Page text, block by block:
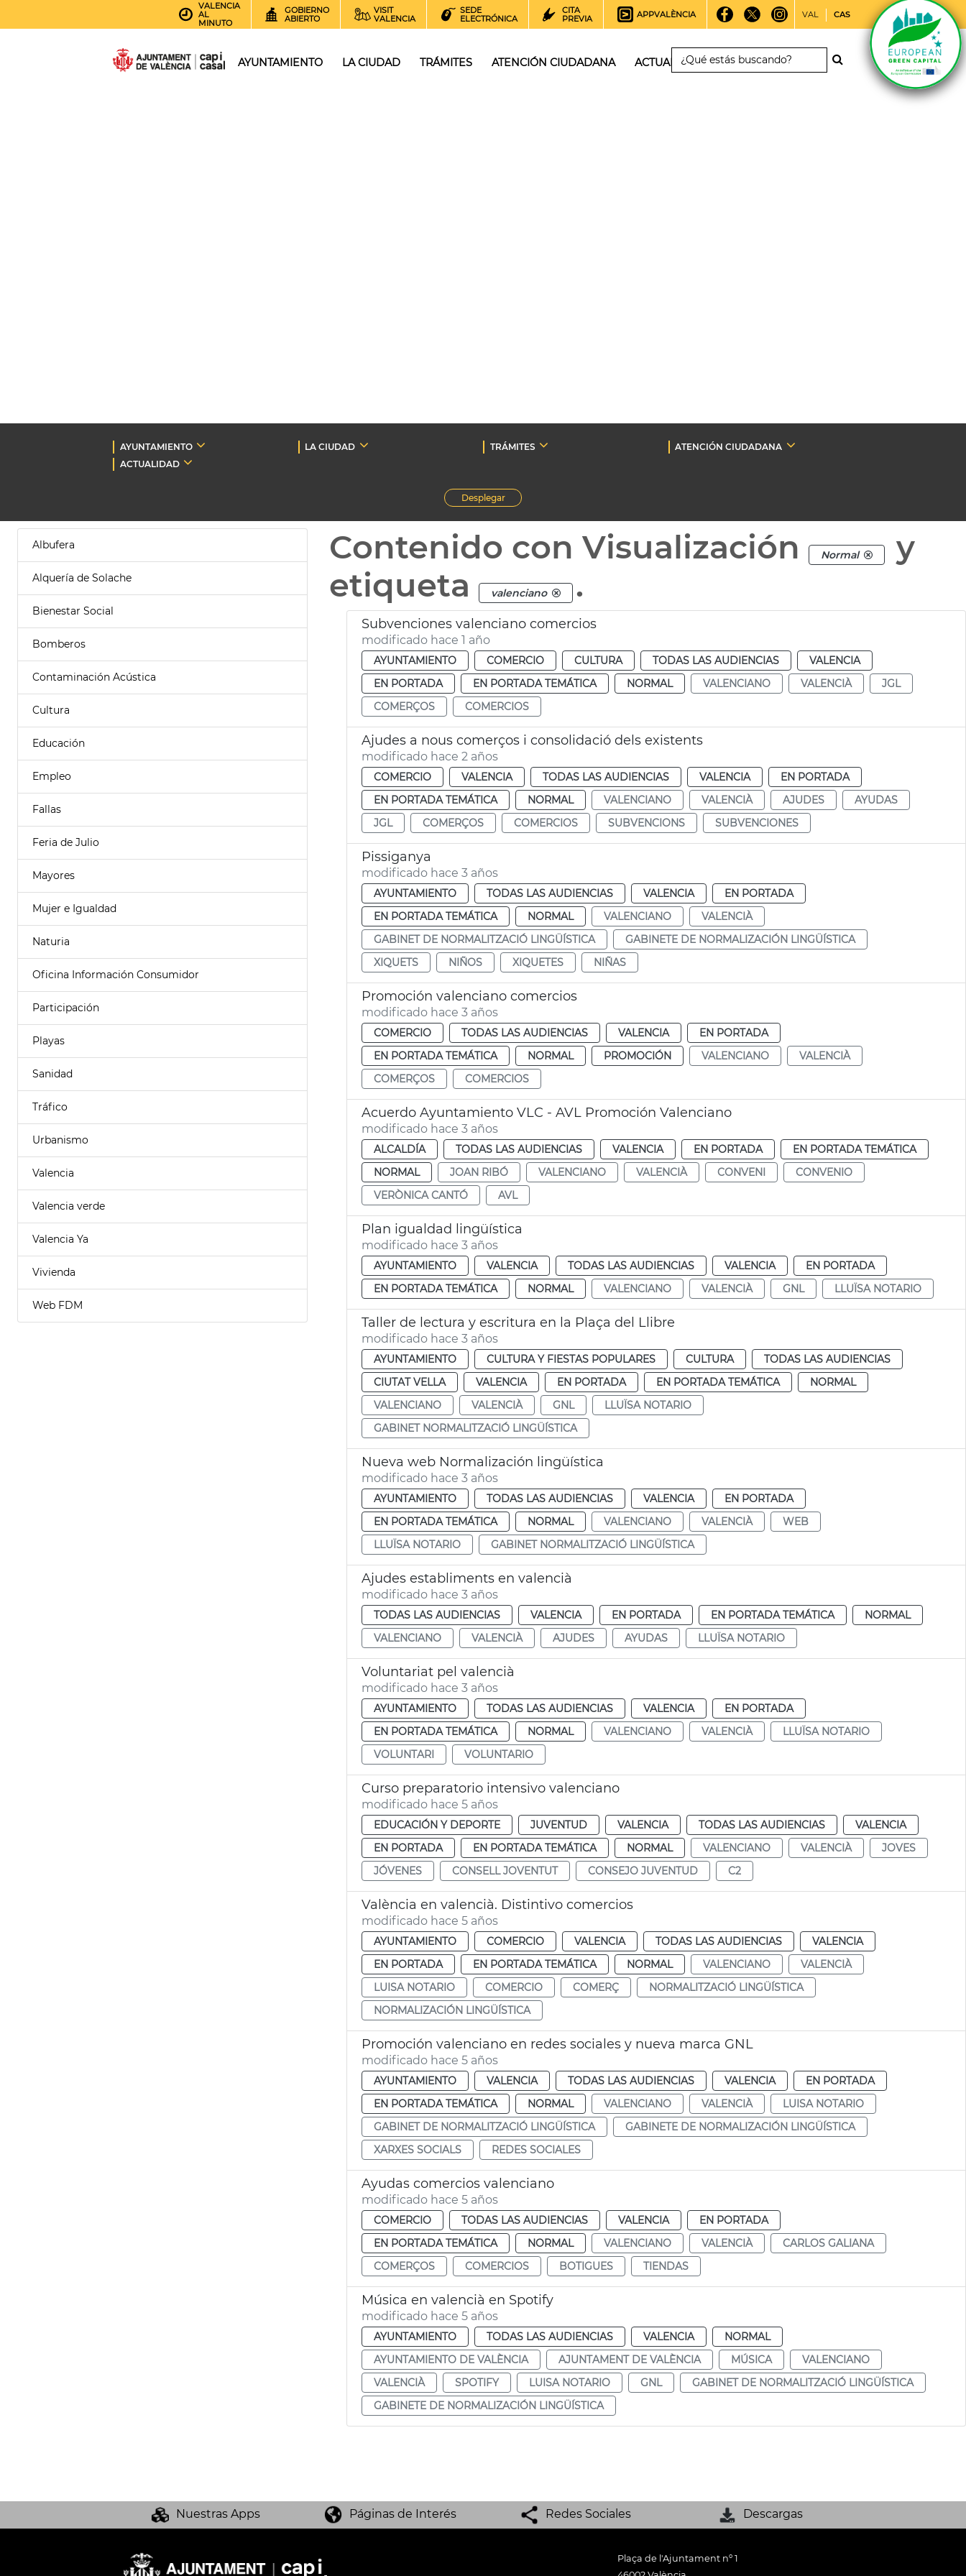
VALENCIA
AL
MINUTO
GOBIERNO
ABIERTO
VISIT
VALENCIA
SEDE
ELECTRÓNICA
CITA
PREVIA
APPVALÈNCIA VAL CAS
AYUNTAMIENTO LA CIUDAD TRÁMITES ATENCIÓN CIUDADANA ACTUALIDAD
AYUNTAMIENTO LA CIUDAD TRÁMITES
ATENCIÓN CIUDADANA
ACTUALIDAD
Desplegar
Albufera
Alquería de Solache
Bienestar Social
Bomberos
Contaminación Acústica
Cultura
Educación
Empleo
Fallas
Feria de Julio
Mayores
Mujer e Igualdad
Naturia
Oficina Información Consumidor
Participación
Playas
Sanidad
Tráfico
Urbanismo
Valencia
Valencia verde
Valencia Ya
Vivienda
Web FDM
Contenido con Visualización Normal
y
etiqueta
valenciano .
Subvenciones valenciano comercios
modificado hace 1 año
AYUNTAMIENTO COMERCIO CULTURA TODAS LAS AUDIENCIAS
VALENCIA
EN PORTADA
EN PORTADA TEMÁTICA NORMAL VALENCIANO VALENCIÀ
JGL
COMERÇOS
COMERCIOS
Ajudes a nous comerços i consolidació dels existents
modificado hace 2 años
COMERCIO VALENCIA TODAS LAS AUDIENCIAS VALENCIA
EN PORTADA
EN PORTADA TEMÁTICA
NORMAL VALENCIANO VALENCIÀ AJUDES
AYUDAS
JGL
COMERÇOS COMERCIOS SUBVENCIONS SUBVENCIONES
Pissiganya
modificado hace 3 años
AYUNTAMIENTO TODAS LAS AUDIENCIAS VALENCIA
EN PORTADA
EN PORTADA TEMÁTICA
NORMAL VALENCIANO
VALENCIÀ
GABINET DE NORMALITZACIÓ LINGÜÍSTICA
GABINETE DE NORMALIZACIÓN LINGÜÍSTICA
XIQUETS
NIÑOS XIQUETES NIÑAS
Promoción valenciano comercios
modificado hace 3 años
COMERCIO TODAS LAS AUDIENCIAS VALENCIA
EN PORTADA
EN PORTADA TEMÁTICA
NORMAL PROMOCIÓN VALENCIANO
VALENCIÀ
COMERÇOS
COMERCIOS
Acuerdo Ayuntamiento VLC - AVL Promoción Valenciano
modificado hace 3 años
ALCALDÍA TODAS LAS AUDIENCIAS VALENCIA EN PORTADA
EN PORTADA TEMÁTICA
NORMAL
JOAN RIBÓ VALENCIANO VALENCIÀ CONVENI
CONVENIO
VERÒNICA CANTÓ
AVL
Plan igualdad lingüística
modificado hace 3 años
AYUNTAMIENTO VALENCIA TODAS LAS AUDIENCIAS VALENCIA
EN PORTADA
EN PORTADA TEMÁTICA
NORMAL VALENCIANO VALENCIÀ GNL LLUÏSA NOTARIO
Taller de lectura y escritura en la Plaça del Llibre
modificado hace 3 años
AYUNTAMIENTO CULTURA Y FIESTAS POPULARES CULTURA
TODAS LAS AUDIENCIAS
CIUTAT VELLA
VALENCIA EN PORTADA EN PORTADA TEMÁTICA
NORMAL
VALENCIANO
VALENCIÀ GNL
LLUÏSA NOTARIO
GABINET NORMALITZACIÓ LINGÜÍSTICA
Nueva web Normalización lingüística
modificado hace 3 años
AYUNTAMIENTO TODAS LAS AUDIENCIAS VALENCIA
EN PORTADA
EN PORTADA TEMÁTICA
NORMAL VALENCIANO VALENCIÀ
WEB
LLUÏSA NOTARIO
GABINET NORMALITZACIÓ LINGÜÍSTICA
Ajudes establiments en valencià
modificado hace 3 años
TODAS LAS AUDIENCIAS VALENCIA EN PORTADA EN PORTADA TEMÁTICA
NORMAL
VALENCIANO
VALENCIÀ AJUDES AYUDAS LLUÏSA NOTARIO
Voluntariat pel valencià
modificado hace 3 años
AYUNTAMIENTO TODAS LAS AUDIENCIAS VALENCIA
EN PORTADA
EN PORTADA TEMÁTICA
NORMAL VALENCIANO VALENCIÀ
LLUÏSA NOTARIO
VOLUNTARI
VOLUNTARIO
Curso preparatorio intensivo valenciano
modificado hace 5 años
EDUCACIÓN Y DEPORTE JUVENTUD VALENCIA TODAS LAS AUDIENCIAS
VALENCIA
EN PORTADA
EN PORTADA TEMÁTICA NORMAL VALENCIANO VALENCIÀ
JOVES
JÓVENES
CONSELL JOVENTUT CONSEJO JUVENTUD C2
València en valencià. Distintivo comercios
modificado hace 5 años
AYUNTAMIENTO COMERCIO VALENCIA TODAS LAS AUDIENCIAS
VALENCIA
EN PORTADA
EN PORTADA TEMÁTICA NORMAL VALENCIANO
VALENCIÀ
LUISA NOTARIO
COMERCIO COMERÇ
NORMALITZACIÓ LINGÜÍSTICA
NORMALIZACIÓN LINGÜÍSTICA
Promoción valenciano en redes sociales y nueva marca GNL
modificado hace 5 años
AYUNTAMIENTO VALENCIA TODAS LAS AUDIENCIAS VALENCIA
EN PORTADA
EN PORTADA TEMÁTICA
NORMAL VALENCIANO VALENCIÀ
LUISA NOTARIO
GABINET DE NORMALITZACIÓ LINGÜÍSTICA
GABINETE DE NORMALIZACIÓN LINGÜÍSTICA
XARXES SOCIALS
REDES SOCIALES
Ayudas comercios valenciano
modificado hace 5 años
COMERCIO TODAS LAS AUDIENCIAS VALENCIA
EN PORTADA
EN PORTADA TEMÁTICA
NORMAL VALENCIANO VALENCIÀ
CARLOS GALIANA
COMERÇOS
COMERCIOS BOTIGUES TIENDAS
Música en valencià en Spotify
modificado hace 5 años
AYUNTAMIENTO TODAS LAS AUDIENCIAS VALENCIA
NORMAL
AYUNTAMIENTO DE VALÈNCIA
AJUNTAMENT DE VALÈNCIA MÚSICA
VALENCIANO
VALENCIÀ
SPOTIFY LUISA NOTARIO GNL
GABINET DE NORMALITZACIÓ LINGÜÍSTICA
GABINETE DE NORMALIZACIÓN LINGÜÍSTICA
Nuestras Apps Páginas de Interés Redes Sociales Descargas
Plaça de l'Ajuntament nº 1